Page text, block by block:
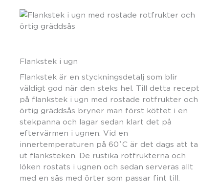
Flankstek i ugn
Flankstek är en styckningsdetalj som blir
väldigt god när den steks hel. Till detta recept
på flankstek i ugn med rostade rotfrukter och
örtig gräddsås bryner man först köttet i en
stekpanna och lagar sedan klart det på
eftervärmen i ugnen. Vid en
innertemperaturen på 60˚C är det dags att ta
ut flanksteken. De rustika rotfrukterna och
löken rostats i ugnen och sedan serveras allt
med en sås med örter som passar fint till.